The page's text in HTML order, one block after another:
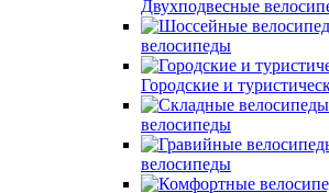
Двухподвесные
велосипеды
Городские и
велосипеды
велосипеды